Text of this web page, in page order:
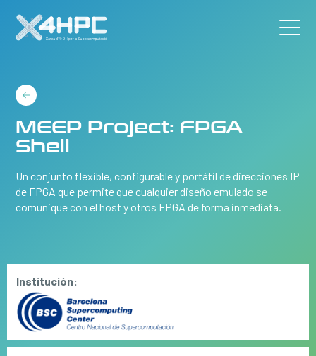
MEEP Project: FPGA
Shell
Un conjunto flexible, configurable y portátil de direcciones IP
de FPGA que permite que cualquier diseño emulado se
comunique con el host y otros FPGA de forma inmediata.
Institución: